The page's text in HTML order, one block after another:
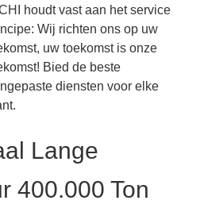
houdt vast aan het service
Wij richten ons op uw
uw toekomst is onze
Bied de beste
diensten voor elke
Lange
400.000 Ton